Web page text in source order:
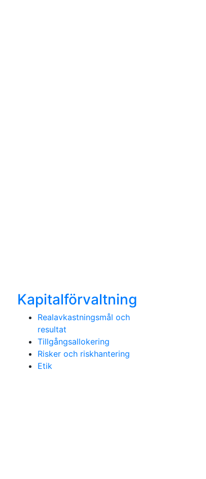
Kapitalförvaltning
Realavkastningsmål och
resultat
Tillgångsallokering
Risker och riskhantering
Etik